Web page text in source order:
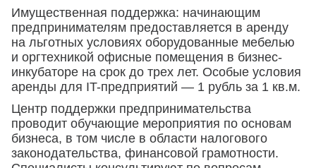
Имущественная поддержка: начинающим
предпринимателям предоставляется в аренду
на льготных условиях оборудованные мебелью
и оргтехникой офисные помещения в бизнес-
инкубаторе на срок до трех лет. Особые условия
аренды для IT-предприятий — 1 рубль за 1 кв.м.
Центр поддержки предпринимательства
проводит обучающие мероприятия по основам
бизнеса, в том числе в области налогового
законодательства, финансовой грамотности.